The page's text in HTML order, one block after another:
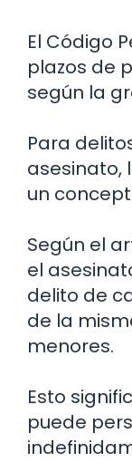
El Código
plazos de
según la
Para
asesinato,
un
Según el
el
delito de
de la
menores.
Esto
puede